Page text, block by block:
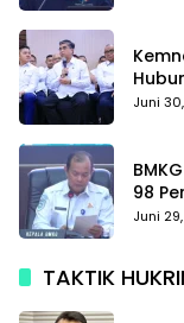
Juni
98
Juni
TAKTIK